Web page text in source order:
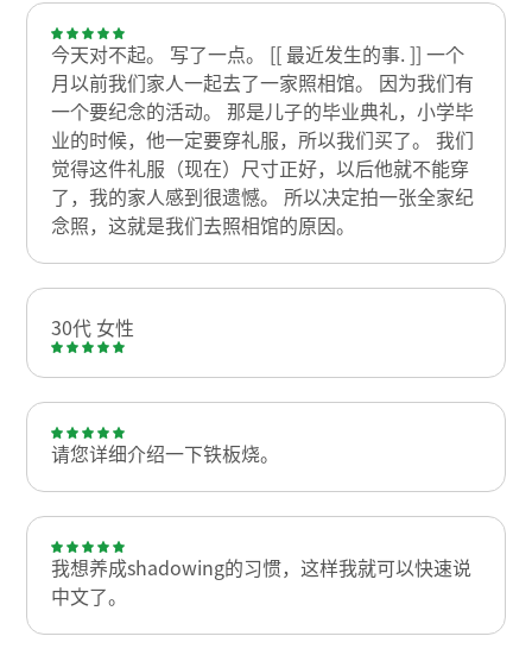
今天对不起。 写了一点。 [[ 最近发生的事. ]] 一个
月以前我们家人一起去了一家照相馆。 因为我们有
一个要纪念的活动。 那是儿子的毕业典礼，小学毕
业的时候，他一定要穿礼服，所以我们买了。 我们
觉得这件礼服（现在）尺寸正好，以后他就不能穿
了，我的家人感到很遗憾。 所以决定拍一张全家纪
念照，这就是我们去照相馆的原因。
30代 女性
请您详细介绍一下铁板烧。
我想养成shadowing的习惯，这样我就可以快速说
中文了。